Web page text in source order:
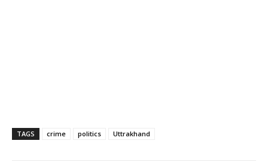
TAGS crime politics Uttrakhand